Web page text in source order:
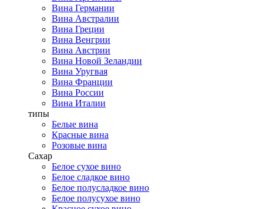
Вина Германии
Вина Австралии
Вина Греции
Вина Венгрии
Вина Австрии
Вина Новой Зеландии
Вина Уругвая
Вина Франции
Вина России
Вина Италии
типы
Белые вина
Красные вина
Розовые вина
Сахар
Белое сухое вино
Белое сладкое вино
Белое полусладкое вино
Белое полусухое вино